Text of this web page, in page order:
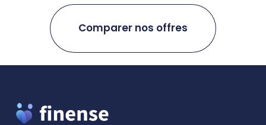
Comparer nos offres